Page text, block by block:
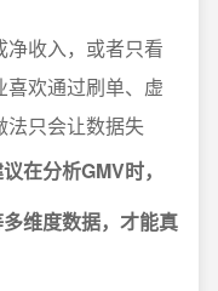
收入，或者只看
欢通过刷单、虚
法只会让数据失
在分析GMV时，
维度数据，才能真